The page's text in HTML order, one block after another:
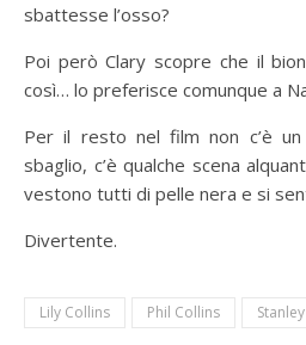
sbattesse l’osso?
Poi però Clary scopre che il
così… lo preferisce comunque a
Per il resto nel film non c’è
sbaglio, c’è qualche scena
vestono tutti di pelle nera e si
Divertente.
Lily Collins Phil Collins